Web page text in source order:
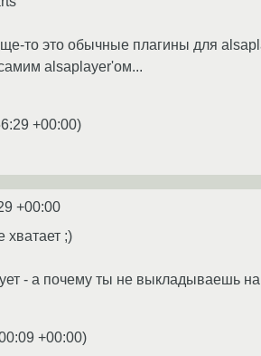
то это обычные плагины для
alsaplayer'ом...
+00:00)
+00:00
хватает ;)
- а почему ты не выкладываешь на
+00:00)